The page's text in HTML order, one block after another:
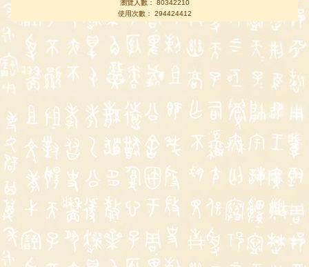
瀏覽人數： 80342210
使用次數： 294424412